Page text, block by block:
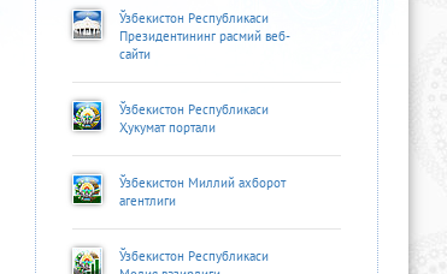
Ўзбекистон Республикаси
Президентининг расмий веб-
сайти
Ўзбекистон Республикаси
Ҳукумат портали
Ўзбекистон Миллий ахборот
агентлиги
Ўзбекистон Республикаси